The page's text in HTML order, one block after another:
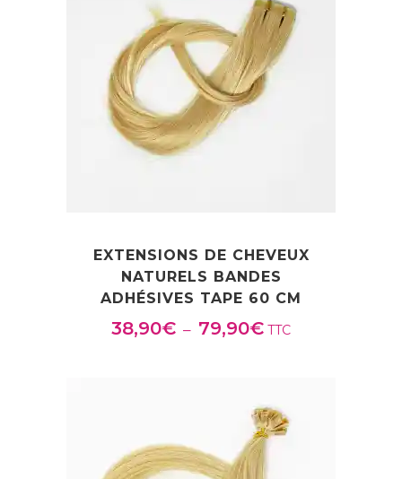
69,90€
EXTENSIONS DE CHEVEUX
NATURELS BANDES
ADHÉSIVES TAPE 60 CM
38,90€ – 79,90€Plage
à
79,90€
TTC